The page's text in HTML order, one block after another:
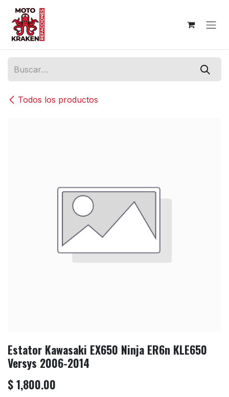
Ir al contenido
Todos los productos
Estator Kawasaki EX650 Ninja ER6n KLE650
Versys 2006-2014
$1,800.00